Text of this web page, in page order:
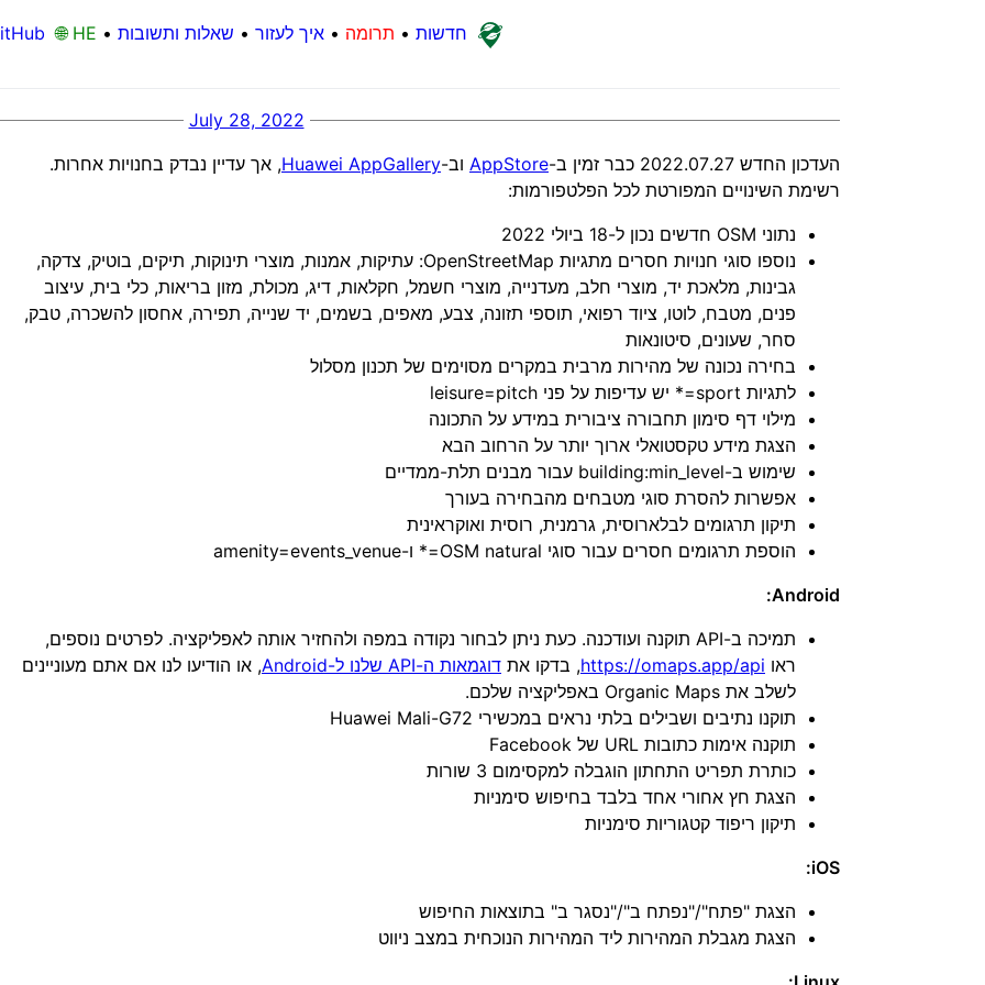
חדשות • תרומה •איך לעזור • שאלות ותשובות •
🌐 HE
July 28, 2022
העדכון החדש 2022.07.27 כבר זמין ב-
AppStore וב-Huawei AppGallery, אך עדיין נבדק בחנויות אחרות.
רשימת השינויים המפורטת לכל הפלטפורמות:
נתוני OSM חדשים נכון ל-18 ביולי 2022
נוספו סוגי חנויות חסרים מתגיות OpenStreetMap: עתיקות, אמנות, מוצרי תינוקות, תיקים, בוטיק, צדקה,
גבינות, מלאכת יד, מוצרי חלב, מעדנייה, מוצרי חשמל, חקלאות, דיג, מכולת, מזון בריאות, כלי בית, עיצוב
פנים, מטבח, לוטו, ציוד רפואי, תוספי תזונה, צבע, מאפים, בשמים, יד שנייה, תפירה, אחסון להשכרה, טבק,
סחר, שעונים, סיטונאות
בחירה נכונה של מהירות מרבית במקרים מסוימים של תכנון מסלול
לתגיות sport=* יש עדיפות על פני leisure=pitch
מילוי דף סימון תחבורה ציבורית במידע על התכונה
הצגת מידע טקסטואלי ארוך יותר על הרחוב הבא
שימוש ב-building:min_level עבור מבנים תלת-ממדיים
אפשרות להסרת סוגי מטבחים מהבחירה בעורך
תיקון תרגומים לבלארוסית, גרמנית, רוסית ואוקראינית
הוספת תרגומים חסרים עבור סוגי OSM natural=* ו-amenity=events_venue
Android:
תמיכה ב-API תוקנה ועודכנה. כעת ניתן לבחור נקודה במפה ולהחזיר אותה לאפליקציה. לפרטים נוספים,
ראו https://omaps.app/api, בדקו את דוגמאות ה-API שלנו ל-Android
, או הודיעו לנו אם אתם מעוניינים
לשלב את Organic Maps באפליקציה שלכם.
תוקנו נתיבים ושבילים בלתי נראים במכשירי Huawei Mali-G72
תוקנה אימות כתובות URL של Facebook
כותרת תפריט התחתון הוגבלה למקסימום 3 שורות
הצגת חץ אחורי אחד בלבד בחיפוש סימניות
תיקון ריפוד קטגוריות סימניות
iOS:
הצגת "פתח"/"נפתח ב"/"נסגר ב" בתוצאות החיפוש
הצגת מגבלת המהירות ליד המהירות הנוכחית במצב ניווט